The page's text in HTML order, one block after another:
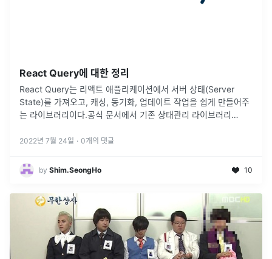
React Query에 대한 정리
React Query는 리액트 애플리케이션에서 서버 상태(Server
State)를 가져오고, 캐싱, 동기화, 업데이트 작업을 쉽게 만들어주
는 라이브러리이다.공식 문서에서 기존 상태관리 라이브러리
2022년 7월 24일 · 0개의 댓글
by Shim.SeongHo 10